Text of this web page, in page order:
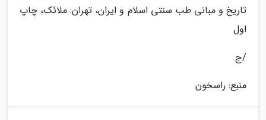
تاریخ و مبانی طب سنتی اسلام و ایران، تهران: ملائک، چاپ
اول
/ج
منبع: راسخون